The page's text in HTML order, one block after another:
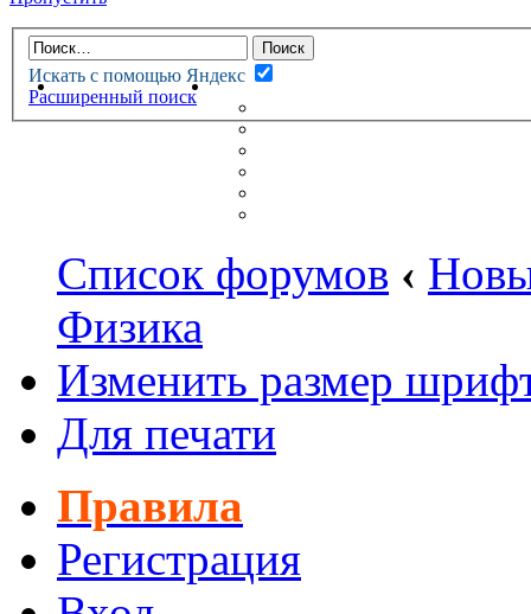
Искать с помощью Яндекс
Расширенный поиск
НОВАЯ ТЕОРИЯФОРУМ
НЕПРОЧИТАННЫЕ
Список форумов ‹
Физика
Изменить размер
Для печати
Правила
Регистрация